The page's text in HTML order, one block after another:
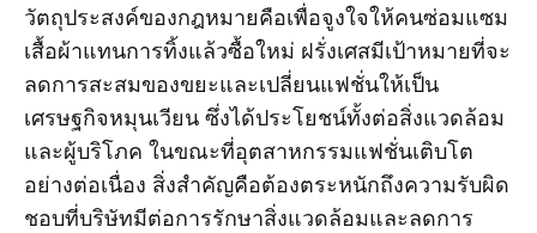
วัตถุประสงค์ของกฎหมายคือเพื่อจูงใจให้คนซ่อมแซม
เสื้อผ้าแทนการทิ้งแล้วซื้อใหม่ ฝรั่งเศสมีเป้าหมายที่จะ
ลดการสะสมของขยะและเปลี่ยนแฟชั่นให้เป็น
เศรษฐกิจหมุนเวียน ซึ่งได้ประโยชน์ทั้งต่อสิ่งแวดล้อม
และผู้บริโภค ในขณะที่อุตสาหกรรมแฟชั่นเติบโต
อย่างต่อเนื่อง สิ่งสำคัญคือต้องตระหนักถึงความรับผิด
ชอบที่บริษัทมีต่อการรักษาสิ่งแวดล้อมและลดการ